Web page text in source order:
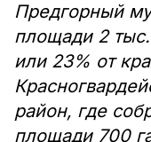
Предгорный
площади 2 тыс.
или 23% от
район, где
площади 700